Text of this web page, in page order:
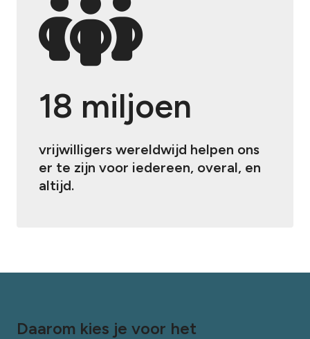
18 miljoen
vrijwilligers wereldwijd helpen ons
er te zijn voor iedereen, overal, en
altijd.
Daarom kies je voor het